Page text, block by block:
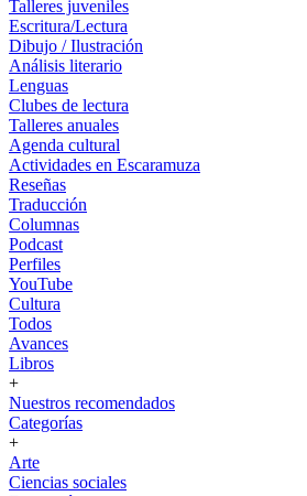
Talleres juveniles
Escritura/Lectura
Dibujo / Ilustración
Análisis literario
Lenguas
Clubes de lectura
Talleres anuales
Agenda cultural
Actividades en Escaramuza
Reseñas
Traducción
Columnas
Podcast
Perfiles
YouTube
Cultura
Todos
Avances
Libros
+
Nuestros recomendados
Categorías
+
Arte
Ciencias sociales